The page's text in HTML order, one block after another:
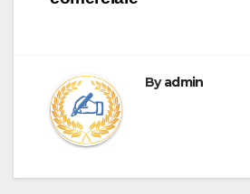
Byadmin